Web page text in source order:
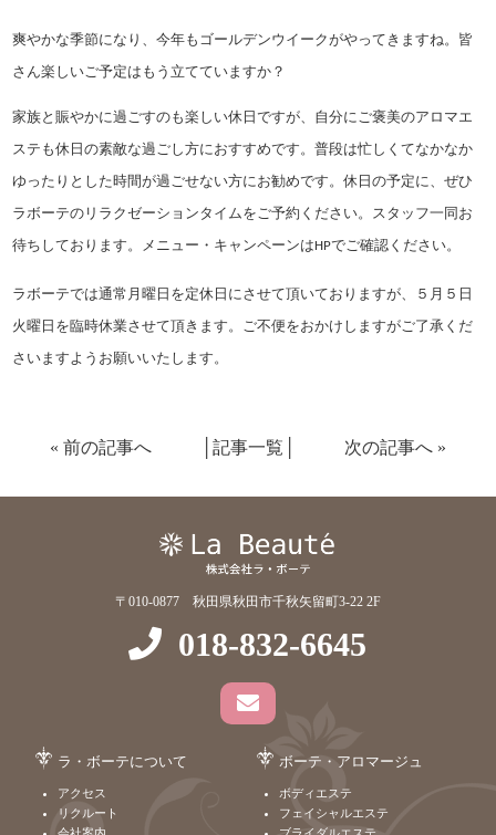
爽やかな季節になり、今年もゴールデンウイークがやってきますね。皆
さん楽しいご予定はもう立てていますか？
家族と賑やかに過ごすのも楽しい休日ですが、自分にご褒美のアロマエ
ステも休日の素敵な過ごし方におすすめです。普段は忙しくてなかなか
ゆったりとした時間が過ごせない方にお勧めです。休日の予定に、ぜひ
ラボーテのリラクゼーションタイムをご予約ください。スタッフ一同お
待ちしております。メニュー・キャンペーンは HPでご確認ください。
ラボーテでは通常月曜日を定休日にさせて頂いておりますが、５月５日
火曜日を臨時休業させて頂きます。ご不便をおかけしますがご了承くだ
さいますようお願いいたします。
« 前の記事へ 記事一覧 次の記事へ »
〒010-0877 秋田県秋田市千秋矢留町3-22 2F
018-832-6645
ラ・ボーテについて
アクセス
リクルート
ボーテ・アロマージュ
ボディエステ
フェイシャルエステ